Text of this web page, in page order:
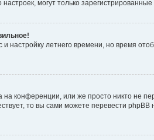
могут только
и настройку летнего времени, но время
конференции, или же просто никто не
то вы сами можете перевести